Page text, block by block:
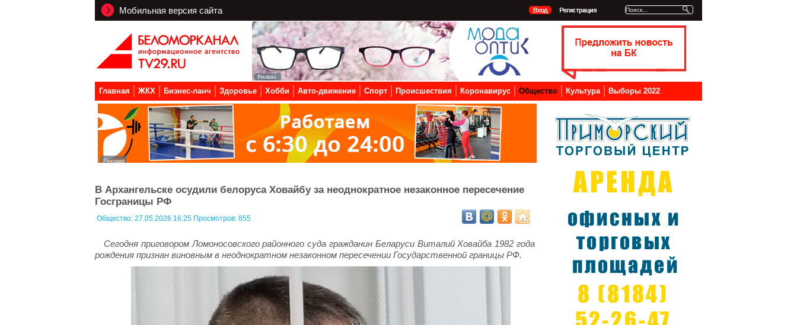
Мобильная версия сайта
Главная ЖКХ Бизнес-ланч Здоровье Хобби Авто-движение Спорт Происшествия Коронавирус Общество Культура Выборы 2022
В Архангельске осудили белоруса Ховайбу за неоднократное незаконное пересечение
Госграницы РФ
Общество: 27.05.2026 16:25 Просмотров: 855
Сегодня приговором Ломоносовского районного суда гражданин Беларуси Виталий Ховайба 1982 года
рождения признан виновным в неоднократном незаконном пересечении Государственной границы РФ.